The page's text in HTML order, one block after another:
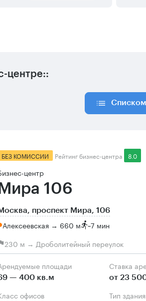
центре::
Списком
БЕЗ КОМИССИИ Рейтинг бизнес-центра 8.0
центр
Мира 106
проспект Мира, 106
Алексеевская → 660 м ~7 мин
230 м → Дроболитейный переулок
Арендуемые площади
— 400 кв.м
Ставка
от 23
Класс офисов Тип здания